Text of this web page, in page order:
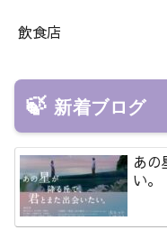
飲食店
新着ブログ
あの
い。